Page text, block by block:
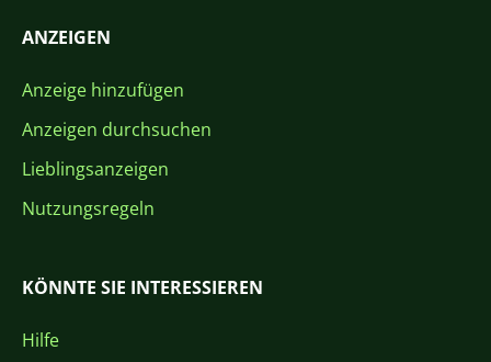
ANZEIGEN
Anzeige hinzufügen
Anzeigen durchsuchen
Lieblingsanzeigen
Nutzungsregeln
KÖNNTE SIE INTERESSIEREN
Hilfe